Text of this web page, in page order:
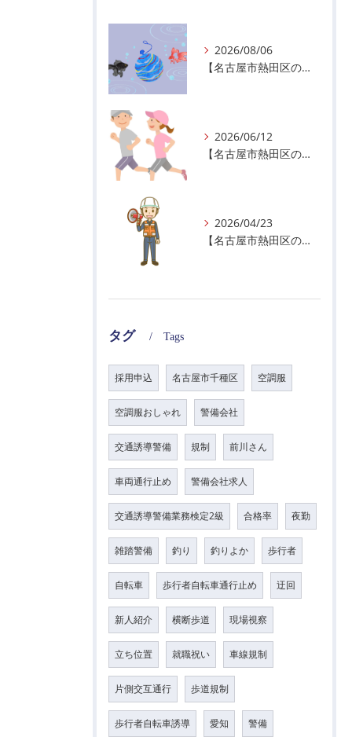
2026/08/06
【名古屋市熱田区の警備会社】夏季休業のお知らせ
2026/06/12
【名古屋市熱田区の警備会社】暑熱順化で熱中症対策を！
2026/04/23
【名古屋市熱田区の警備会社】GWの面接状況について！
タグ Tags
採用申込 名古屋市千種区 空調服
空調服おしゃれ 警備会社
交通誘導警備 規制 前川さん
車両通行止め 警備会社求人
交通誘導警備業務検定2級 合格率 夜勤
雑踏警備 釣り 釣りよか 歩行者
自転車 歩行者自転車通行止め 迂回
新人紹介 横断歩道 現場視察
立ち位置 就職祝い 車線規制
片側交互通行 歩道規制
歩行者自転車誘導 愛知 警備